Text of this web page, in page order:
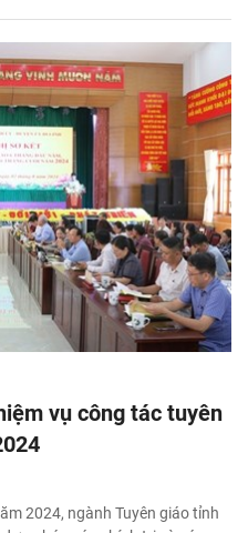
vụ công tác tuyên
2024, ngành Tuyên giáo tỉnh